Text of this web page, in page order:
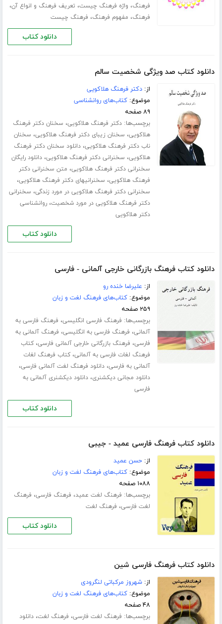
فرهنگ، واژه فرهنگ چیست، تعریف فرهنگ و انواع آن،
فرهنگ، مفهوم فرهنگ، فرهنگ چیست
دانلود کتاب
دانلود کتاب صد ویژگی شخصیت سالم
از:دکتر فرهنگ هلاکویی
موضوع:کتاب‌های روانشناسی
۸۹ صفحه
برچسب‌ها:دکتر فرهنگ هلاکویی، سخنان دکتر فرهنگ
هلاکویی، سخنان زیبای دکتر فرهنگ هلاکویی، سخنان
ناب دکتر فرهنگ هلاکویی،دانلود سخنان دکتر فرهنگ
هلاکویی، سخنرانی دکتر فرهنگ هلاکویی،دانلود رایگان
سخنرانی دکتر فرهنگ هلاکویی، متن سخنرانی دکتر
فرهنگ هلاکویی، سخنرانیهای دکتر فرهنگ هلاکویی،
سخنرانی دکتر فرهنگ هلاکویی در مورد زندگی، سخنرانی
دکتر فرهنگ هلاکویی در مورد شخصیت،روانشناسی
دکتر هلاکویی
دانلود کتاب
دانلود کتاب فرهنگ بازرگانی خارجی آلمانی - فارسی
از: علیرضا خنده رو
موضوع:کتاب‌های فرهنگ لغت و زبان
۲۵۹ صفحه
برچسب‌ها: فرهنگ فارسی انگلیسی، فرهنگ فارسی به
آلمانی، فرهنگ فارسی به انگلیسی، فرهنگ آلمانی به
فارسی، فرهنگ بازرگانی خارجی آلمانی فارسی،کتاب
فرهنگ لغات فارسی به آلمانی،کتاب فرهنگ لغات
آلمانی به فارسی،دانلود فرهنگ لغت آلمانی فارسی،
دانلود مجانی دیکشنری،دانلود دیکشنری آلمانی به
فارسی
دانلود کتاب
دانلود کتاب فرهنگ فارسی عمید - جیبی
از:حسن عمید
موضوع:کتاب‌های فرهنگ لغت و زبان
۱۰۸۸ صفحه
برچسب‌ها: فرهنگ لغت عمید، فرهنگ فارسی، فرهنگ
لغت فارسی، فرهنگ لغت
دانلود کتاب
دانلود کتاب فرهنگ فارسی شین
از:شهروز مرکباتی لنگرودی
موضوع:کتاب‌های فرهنگ لغت و زبان
۴۸ صفحه
برچسب‌ها: فرهنگ لغت فارسی، فرهنگ لغت،دانلود